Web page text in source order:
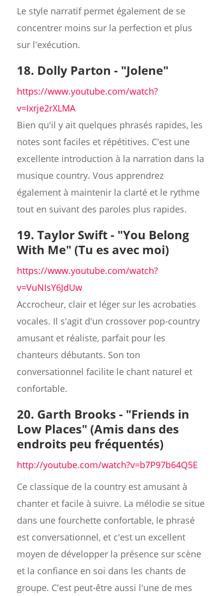
Le style narratif permet également de se
concentrer moins sur la perfection et plus
sur l'exécution.
18. Dolly Parton - "Jolene"
https://www.youtube.com/watch?
v=Ixrje2rXLMA
Bien qu'il y ait quelques phrasés rapides, les
notes sont faciles et répétitives. C'est une
excellente introduction à la narration dans la
musique country. Vous apprendrez
également à maintenir la clarté et le rythme
tout en suivant des paroles plus rapides.
19. Taylor Swift - "You Belong
With Me" (Tu es avec moi)
https://www.youtube.com/watch?
v=VuNIsY6JdUw
Accrocheur, clair et léger sur les acrobaties
vocales. Il s'agit d'un crossover pop-country
amusant et réaliste, parfait pour les
chanteurs débutants. Son ton
conversationnel facilite le chant naturel et
confortable.
20. Garth Brooks - "Friends in
Low Places" (Amis dans des
endroits peu fréquentés)
http://youtube.com/watch?v=b7P97b64Q5E
Ce classique de la country est amusant à
chanter et facile à suivre. La mélodie se situe
dans une fourchette confortable, le phrasé
est conversationnel, et c'est un excellent
moyen de développer la présence sur scène
et la confiance en soi dans les chants de
groupe. C'est peut-être aussi l'une de mes